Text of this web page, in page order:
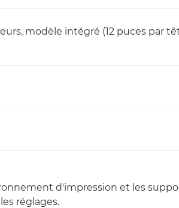
modèle intégré (12 puces par
d'impression et les
réglages.